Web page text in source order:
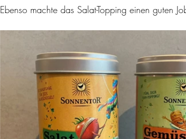
Ebenso machte das Salat-Topping einen guten